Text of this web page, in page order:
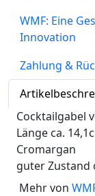
WMF: Eine
Innovation
Zahlung &
Cocktailgabel
Länge ca.
Cromargan
guter Zustand
Mehr von